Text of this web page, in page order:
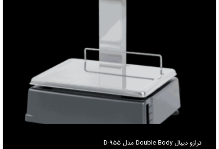
ترازو ديبال Double Body مدل D-955